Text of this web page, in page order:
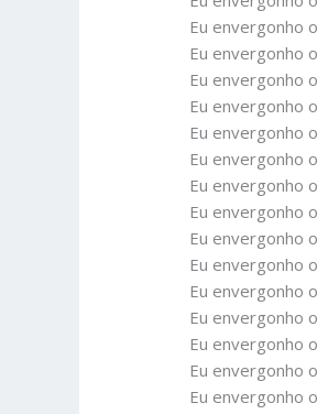
Eu envergonho
Eu envergonho
Eu envergonho
Eu envergonho
Eu envergonho
Eu envergonho
Eu envergonho
Eu envergonho
Eu envergonho
Eu envergonho
Eu envergonho
Eu envergonho
Eu envergonho
Eu envergonho
Eu envergonho